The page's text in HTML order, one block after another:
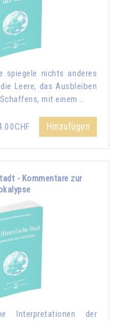
spiegele nichts anderes
Leere, das Ausbleiben
mit einem …
Hinzufügen
- Kommentare zur
Interpretationen der